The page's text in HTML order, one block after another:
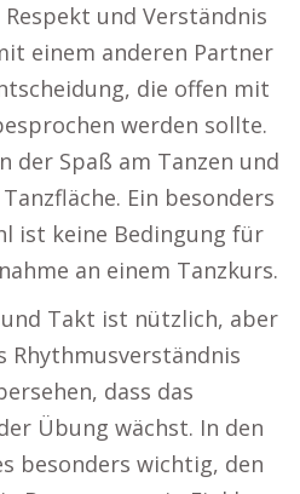
und Verständnis
einem anderen Partner
die offen mit
werden sollte.
der Spaß am Tanzen und
Ein besonders
ist keine Bedingung für
an einem Tanzkurs.
Takt ist nützlich, aber
Rhythmusverständnis
dass das
Übung wächst. In den
besonders wichtig, den